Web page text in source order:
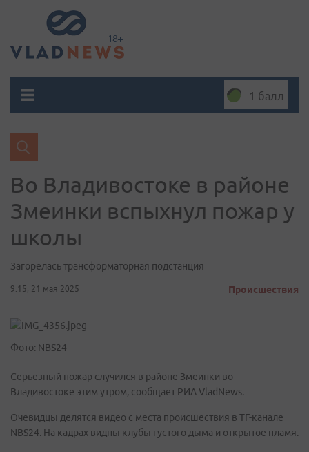
1 балл
Во Владивостоке в районе
Змеинки вспыхнул пожар у
школы
Загорелась трансформаторная подстанция
9:15, 21 мая 2025 Происшествия
Фото: NBS24
Серьезный пожар случился в районе Змеинки во
Владивостоке этим утром, сообщает РИА VladNews.
Очевидцы делятся видео с места происшествия в ТГ-канале
NBS24. На кадрах видны клубы густого дыма и открытое пламя.